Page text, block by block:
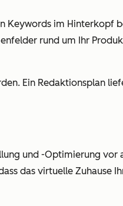
Keywords im Hinterkopf
rund um Ihr
Ein Redaktionsplan
und -Optimierung vor
das virtuelle Zuhause